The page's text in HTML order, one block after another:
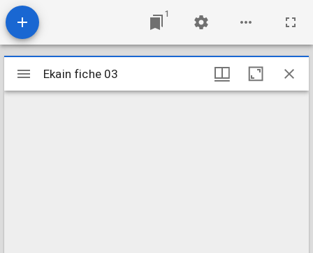
1
Mirador
viewer
Ekain fiche 03
Ekain fiche 03